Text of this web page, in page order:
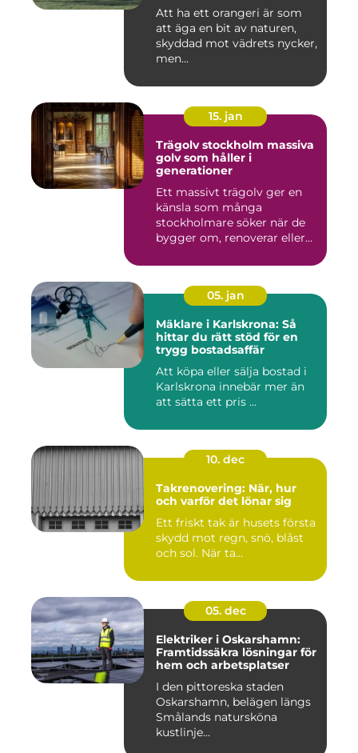
Att ha ett orangeri är som
att äga en bit av naturen,
skyddad mot vädrets nycker,
men...
15. jan
Trägolv stockholm massiva
golv som håller i
generationer
Ett massivt trägolv ger en
känsla som många
stockholmare söker när de
bygger om, renoverar eller
05. jan
Mäklare i Karlskrona: Så
hittar du rätt stöd för en
trygg bostadsaffär
Att köpa eller sälja bostad i
Karlskrona innebär mer än
att sätta ett pris ...
10. dec
Takrenovering: När, hur
och varför det lönar sig
Ett friskt tak är husets första
skydd mot regn, snö, blåst
och sol. När ta...
05. dec
Elektriker i Oskarshamn:
Framtidssäkra lösningar för
hem och arbetsplatser
I den pittoreska staden
Oskarshamn, belägen längs
Smålands natursköna
kustlinje...